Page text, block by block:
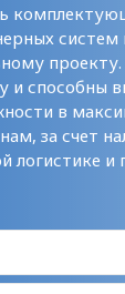
способны
в
за счет
логистике и